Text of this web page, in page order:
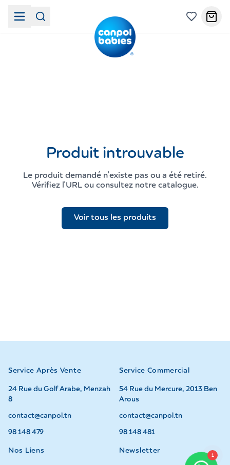
1
Produit introuvable
Le produit demandé n'existe pas ou a été retiré.
Vérifiez l'URL ou consultez notre catalogue.
Voir tous les produits
Service Après Vente
24 Rue du Golf Arabe, Menzah
8
contact@canpol.tn
98 148 479
Service Commercial
54 Rue du Mercure, 2013 Ben
Arous
contact@canpol.tn
98 148 481
Nos Liens Newsletter